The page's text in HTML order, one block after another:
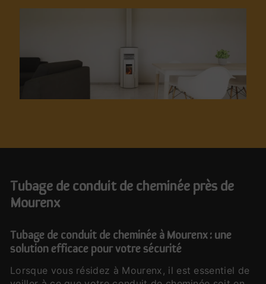
tubage de conduit de cheminée près de
Mourenx
Tubage de conduit de cheminée à Mourenx : une
solution efficace pour votre sécurité
Lorsque vous résidez à Mourenx, il est essentiel de